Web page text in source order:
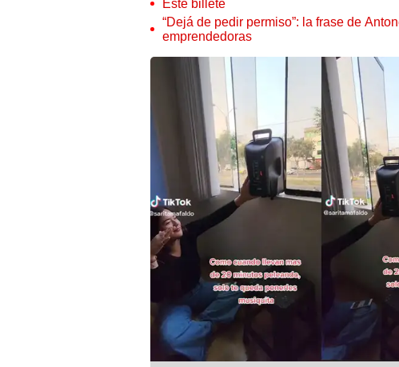
Este billete
“Dejá de pedir permiso”: la frase de
emprendedoras